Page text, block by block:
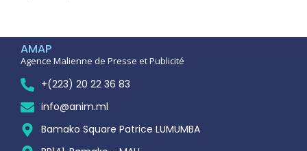
AMAP
Agence Malienne de Presse et Publicité
+(223) 20 22 36 83
info@anim.ml
Bamako Square Patrice LUMUMBA